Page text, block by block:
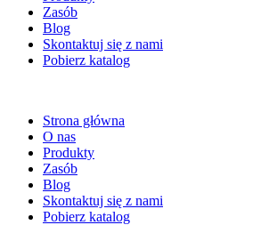
Zasób
Blog
Skontaktuj się z nami
Pobierz katalog
Strona główna
O nas
Produkty
Zasób
Blog
Skontaktuj się z nami
Pobierz katalog